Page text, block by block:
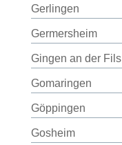
Gerlingen
Germersheim
Gingen an der Fils
Gomaringen
Göppingen
Gosheim